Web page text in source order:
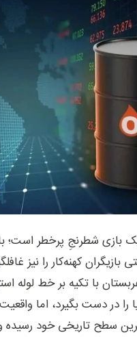
یک بازی شطرنجِ پرخطر است؛
کهنه‌کار را نیز
با تکیه بر خط لوله
را در دست بگیرد، اما
سطح تاریخی خود رسیده